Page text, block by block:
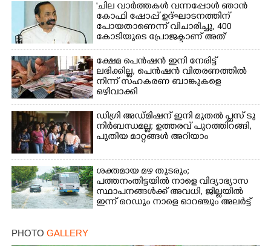
'ചില വാർത്തകൾ വന്നപ്പോൾ ഞാൻ
കോഫി ഷോപ്പ് ഉദ്ഘാടനത്തിന്
പോയതാണെന്ന് വിചാരിച്ചു, 400
കോടിയുടെ പ്രോജക്ടാണ് അത്'
ക്ഷേമ പെൻഷൻ ഇനി നേരിട്ട്
ലഭിക്കില്ല,​ പെൻഷൻ വിതരണത്തിൽ
നിന്ന് സഹകരണ ബാങ്കുകളെ
ഒഴിവാക്കി
ഡിഗ്രി അഡ്മിഷന് ഇനി മുതൽ പ്ലസ് ടു
നിർബന്ധമല്ല; ഉത്തരവ് പുറത്തിറങ്ങി,
പുതിയ മാറ്റങ്ങൾ അറിയാം
ശക്തമായ മഴ തുടരും;
പത്തനംതിട്ടയിൽ നാളെ വിദ്യാഭ്യാസ
സ്ഥാപനങ്ങൾക്ക് അവധി,​ ജില്ലയിൽ
ഇന്ന് റെ‌ഡും നാളെ ഓറഞ്ചും അലർട്ട്
PHOTO GALLERY
Copy Link